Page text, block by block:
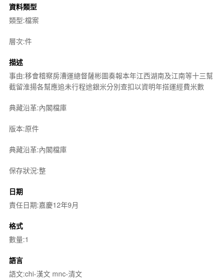
資料類型
類型:檔案
層次:件
描述
事由:移會稽察房漕運總督薩彬圖奏報本年江西湖南及江南等十三幫
截留淮揚各幫應追未行程途銀米分別查扣以資明年搭運經費米數
典藏沿革:內閣檔庫
版本:原件
典藏沿革:內閣檔庫
保存狀況:整
日期
責任日期:嘉慶12年9月
格式
數量:1
語言
語文:chi-漢文 mnc-清文